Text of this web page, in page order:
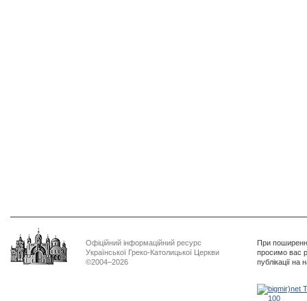
Офіційний інформаційний ресурс
Української Греко-Католицької Церкви
©2004–2026
При
просимо вас
публікації на